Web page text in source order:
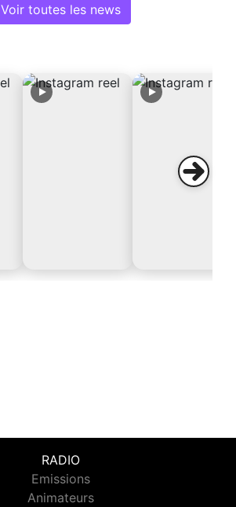
Voir toutes les news
RADIO
Emissions
Animateurs